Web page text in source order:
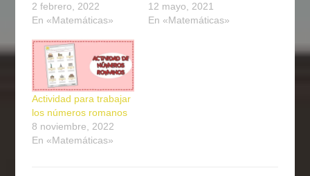
2 febrero, 2022
En «Matemáticas»
12 mayo, 2021
En «Matemáticas»
Actividad para trabajar
los números romanos
8 noviembre, 2022
En «Matemáticas»